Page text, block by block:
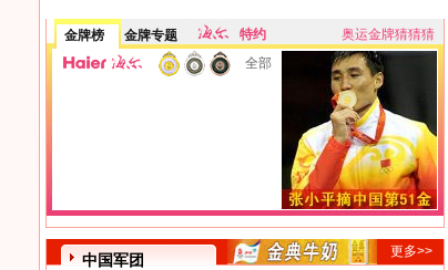
金牌榜 金牌专题 特约
奥运金牌猜猜猜
全部
中国军团
更多>>